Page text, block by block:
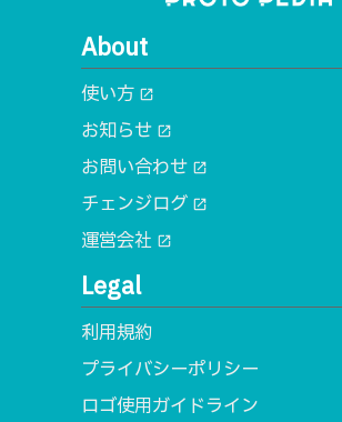
About
使い方 open_in_new
お知らせ open_in_new
お問い合わせ open_in_new
チェンジログ open_in_new
運営会社 open_in_new
Legal
利用規約
プライバシーポリシー
ロゴ使用ガイドライン